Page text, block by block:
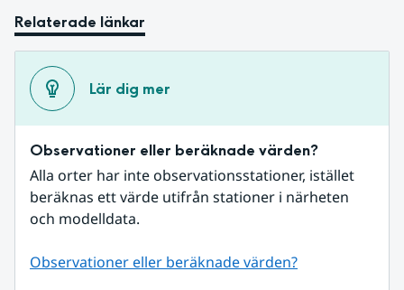
Relaterade länkar
Lär dig mer
Observationer eller beräknade värden?
Alla orter har inte observationsstationer, istället
beräknas ett värde utifrån stationer i närheten
och modelldata.
Observationer eller beräknade värden?